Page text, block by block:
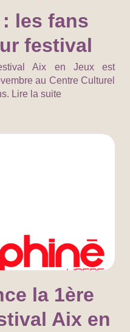
les fans
festival
Aix en Jeux est
au Centre Culturel
Lire la suite
la 1ère
Aix en